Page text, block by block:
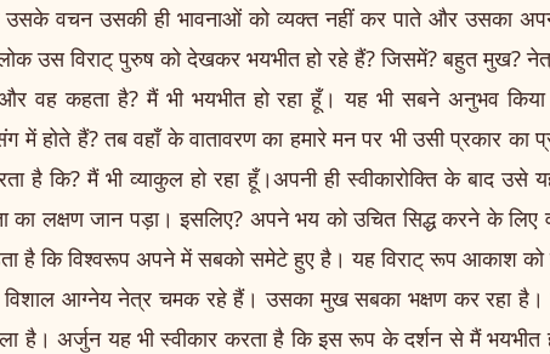
वचन उसकी ही भावनाओं को व्यक्त नहीं कर पाते और उसका अपना
उस विराट् पुरुष को देखकर भयभीत हो रहे हैं? जिसमें? बहुत मुख?
वह कहता है? मैं भी भयभीत हो रहा हूँ। यह भी सबने अनुभव किया
होते हैं? तब वहाँ के वातावरण का हमारे मन पर भी उसी प्रकार का
है कि? मैं भी व्याकुल हो रहा हूँ।अपनी ही स्वीकारोक्ति के बाद
का लक्षण जान पड़ा। इसलिए? अपने भय को उचित सिद्ध करने के
है कि विश्वरूप अपने में सबको समेटे हुए है। यह विराट् रूप आकाश
विशाल आग्नेय नेत्र चमक रहे हैं। उसका मुख सबका भक्षण कर रहा
है। अर्जुन यह भी स्वीकार करता है कि इस रूप के दर्शन से मैं भयभीत